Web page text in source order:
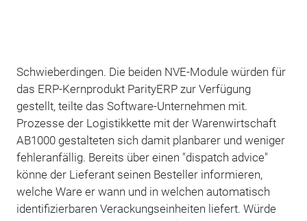
Schwieberdingen. Die beiden NVE-Module würden für
das ERP-Kernprodukt ParityERP zur Verfügung
gestellt, teilte das Software-Unternehmen mit.
Prozesse der Logistikkette mit der Warenwirtschaft
AB1000 gestalteten sich damit planbarer und weniger
fehleranfällig. Bereits über einen "dispatch advice"
könne der Lieferant seinen Besteller informieren,
welche Ware er wann und in welchen automatisch
identifizierbaren Verackungseinheiten liefert. Würde